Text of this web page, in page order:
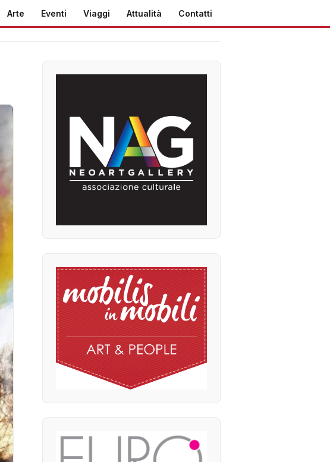
Arte Eventi Viaggi Attualità Contatti